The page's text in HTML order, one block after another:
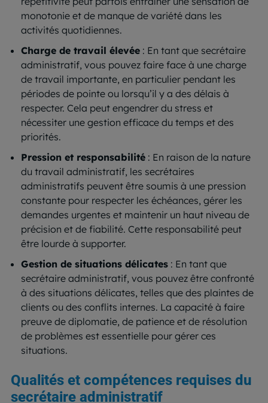
monotonie et de manque de variété dans les
activités quotidiennes.
Charge de travail élevée : En tant que secrétaire
administratif, vous pouvez faire face à une charge
de travail importante, en particulier pendant les
périodes de pointe ou lorsqu’il y a des délais à
respecter. Cela peut engendrer du stress et
nécessiter une gestion efficace du temps et des
priorités.
Pression et responsabilité : En raison de la nature
du travail administratif, les secrétaires
administratifs peuvent être soumis à une pression
constante pour respecter les échéances, gérer les
demandes urgentes et maintenir un haut niveau de
précision et de fiabilité. Cette responsabilité peut
être lourde à supporter.
Gestion de situations délicates : En tant que
secrétaire administratif, vous pouvez être confronté
à des situations délicates, telles que des plaintes de
clients ou des conflits internes. La capacité à faire
preuve de diplomatie, de patience et de résolution
de problèmes est essentielle pour gérer ces
situations.
Qualités et compétences requises du
secrétaire administratif